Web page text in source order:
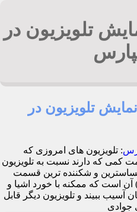
تلویزیون در
تلویزیون در
: تلویزیون های امروزی که
کمی که دارند نسبت به تلویزیون
و شکننده ترین قسمت
است که ممکنه با خورد اشیا و
ببیند و تلویزیون دیگر قابل